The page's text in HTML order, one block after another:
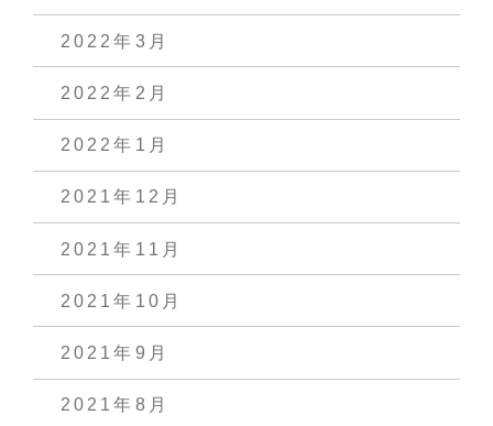
2022年3月
2022年2月
2022年1月
2021年12月
2021年11月
2021年10月
2021年9月
2021年8月